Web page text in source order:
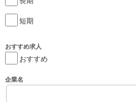
短期
おすすめ求人
おすすめ
企業名